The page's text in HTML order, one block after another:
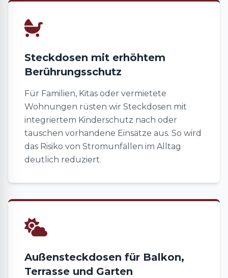
Steckdosen mit erhöhtem
Berührungsschutz
Für Familien, Kitas oder vermietete
Wohnungen rüsten wir Steckdosen mit
integriertem Kinderschutz nach oder
tauschen vorhandene Einsätze aus. So wird
das Risiko von Stromunfällen im Alltag
deutlich reduziert.
Außensteckdosen für Balkon,
Terrasse und Garten